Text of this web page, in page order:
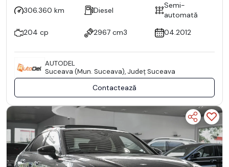
306.360 km Diesel
Semi-
automată
204 cp
2967 cm3 04.2012
AUTODEL
Suceava (Mun. Suceava), Județ Suceava
Contactează